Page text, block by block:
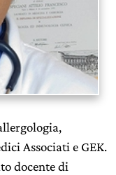
Associati e GEK.
docente di